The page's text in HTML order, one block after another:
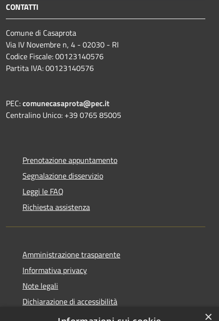
CONTATTI
Comune di Casaprota
Via IV Novembre n, 4 - 02030 - RI
Codice Fiscale: 00123140576
Partita IVA: 00123140576
PEC:comunecasaprota@pec.it
Centralino Unico: +39 0765 85005
Prenotazione appuntamento
Segnalazione disservizio
Leggi le FAQ
Richiesta assistenza
Amministrazione trasparente
Informativa privacy
Note legali
Dichiarazione di accessibilità
Obiettivi accessibilità 2024
×